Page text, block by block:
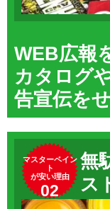
WEB広報
カタログ
告宣伝を
マスターペイン
ト
が安い理由
02
無
ス